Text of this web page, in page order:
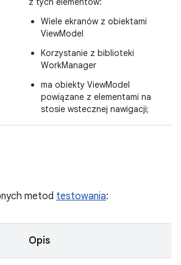
Wiele ekranów z obiektami
ViewModel
Korzystanie z biblioteki
WorkManager
ma obiekty ViewModel
powiązane z elementami na
stosie wstecznej nawigacji;
metod testowania:
Opis